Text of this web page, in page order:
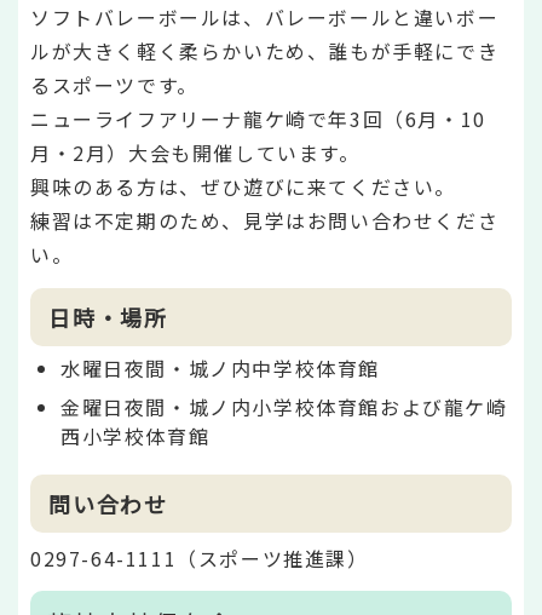
ソフトバレーボールは、バレーボールと違いボー
ルが大きく軽く柔らかいため、誰もが手軽にでき
るスポーツです。
ニューライフアリーナ龍ケ崎で年3回（6月・10
月・2月）大会も開催しています。
興味のある方は、ぜひ遊びに来てください。
練習は不定期のため、見学はお問い合わせくださ
い。
日時・場所
水曜日夜間・城ノ内中学校体育館
金曜日夜間・城ノ内小学校体育館および龍ケ崎
西小学校体育館
問い合わせ
0297-64-1111（スポーツ推進課）